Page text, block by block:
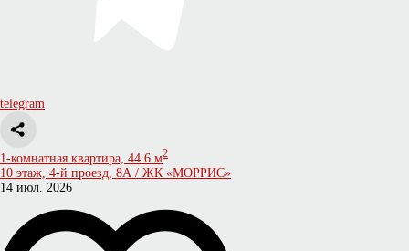
telegram
1-комнатная квартира, 44.6 м2
10 этаж, 4-й проезд, 8А / ЖК «МОРРИС»
14 июл. 2026